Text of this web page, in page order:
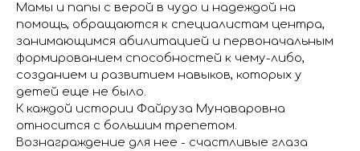
Мамы и папы с верой в чудо и надеждой на
помощь, обращаются к специалистам центра,
занимающимся абилитацией и первоначальным
формированием способностей к чему-либо,
созданием и развитием навыков, которых у
детей еще не было.
К каждой истории Файруза Мунаваровна
относится с большим трепетом.
Вознаграждение для нее - счастливые глаза